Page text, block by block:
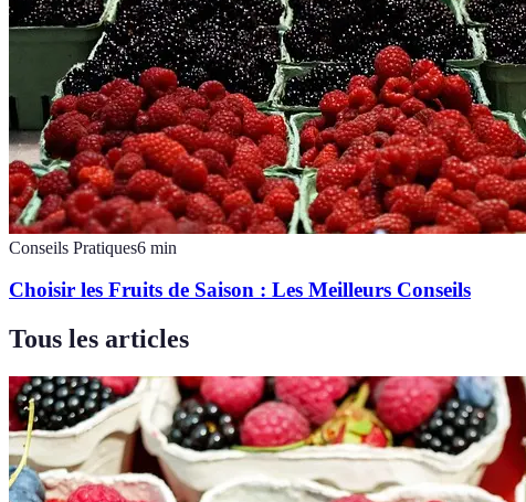
Conseils Pratiques6 min
Choisir les Fruits de Saison : Les Meilleurs Conseils
Tous les articles